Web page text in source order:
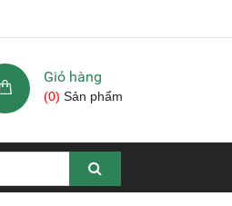
Giỏ hàng
(0) Sản phẩm